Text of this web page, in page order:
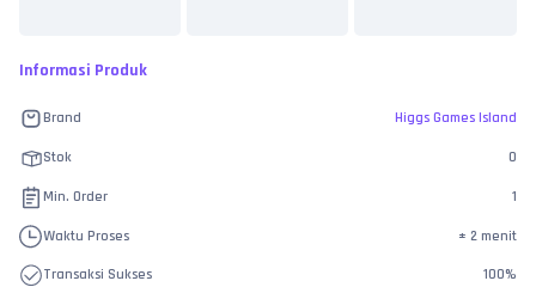
Informasi Produk
Brand Higgs Games Island
Stok 0
Min. Order 1
Waktu Proses ± 2 menit
Transaksi Sukses 100%